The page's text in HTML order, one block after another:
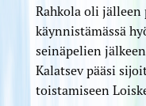
Rahkola oli
käynnistämässä
seinäpelien
Kalatsev pääsi
toistamiseen